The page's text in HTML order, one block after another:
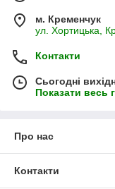
м. Кременчук
ул. Хортицька,
Контакти
Сьогодні
Показати весь
Про нас
Контакти